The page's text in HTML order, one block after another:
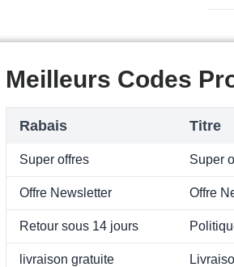
Meilleurs Codes
Rabais Titre
Super offres Super
Offre Newsletter Offre
Retour sous 14 jours
livraison gratuite